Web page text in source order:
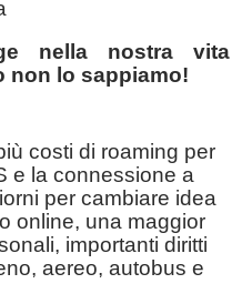
nella nostra vita
non lo sappiamo!
costi di roaming per
e la connessione a
per cambiare idea
online, una maggior
importanti diritti
aereo, autobus e